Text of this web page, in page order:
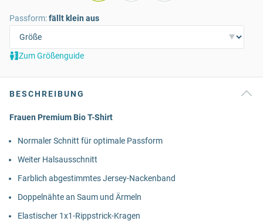
Passform:fällt klein aus
Zum Größenguide
BESCHREIBUNG
Frauen Premium Bio T-Shirt
Normaler Schnitt für optimale Passform
Weiter Halsausschnitt
Farblich abgestimmtes Jersey-Nackenband
Doppelnähte an Saum und Ärmeln
Elastischer 1x1-Rippstrick-Kragen